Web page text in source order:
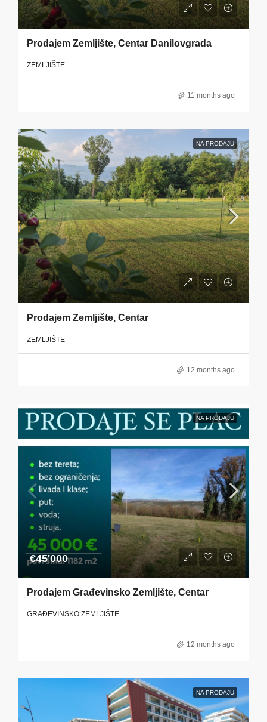
Prodajem Zemljište, Centar Danilovgrada
ZEMLJIŠTE
11 months ago
NA PRODAJU
Prodajem Zemljište, Centar
ZEMLJIŠTE
12 months ago
NA PRODAJU
€45'000
Prodajem Građevinsko Zemljište, Centar
GRAĐEVINSKO ZEMLJIŠTE
12 months ago
NA PRODAJU